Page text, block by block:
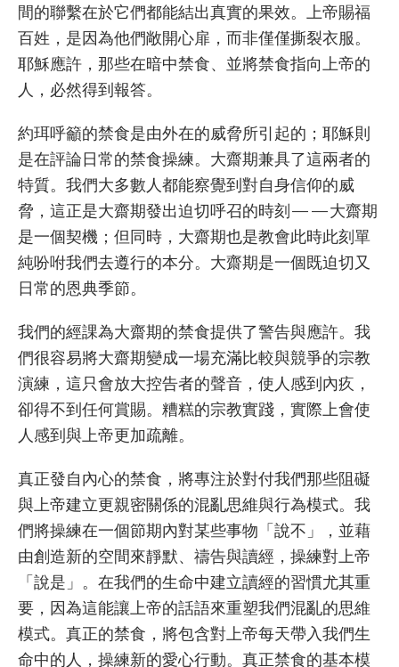
間的聯繫在於它們都能結出真實的果效。上帝賜福
百姓，是因為他們敞開心扉，而非僅僅撕裂衣服。
耶穌應許，那些在暗中禁食、並將禁食指向上帝的
人，必然得到報答。
約珥呼籲的禁食是由外在的威脅所引起的；耶穌則
是在評論日常的禁食操練。大齋期兼具了這兩者的
特質。我們大多數人都能察覺到對自身信仰的威
脅，這正是大齋期發出迫切呼召的時刻——大齋期
是一個契機；但同時，大齋期也是教會此時此刻單
純吩咐我們去遵行的本分。大齋期是一個既迫切又
日常的恩典季節。
我們的經課為大齋期的禁食提供了警告與應許。我
們很容易將大齋期變成一場充滿比較與競爭的宗教
演練，這只會放大控告者的聲音，使人感到內疚，
卻得不到任何賞賜。糟糕的宗教實踐，實際上會使
人感到與上帝更加疏離。
真正發自內心的禁食，將專注於對付我們那些阻礙
與上帝建立更親密關係的混亂思維與行為模式。我
們將操練在一個節期內對某些事物「說不」，並藉
由創造新的空間來靜默、禱告與讀經，操練對上帝
「說是」。在我們的生命中建立讀經的習慣尤其重
要，因為這能讓上帝的話語來重塑我們混亂的思維
模式。真正的禁食，將包含對上帝每天帶入我們生
命中的人，操練新的愛心行動。真正禁食的基本模